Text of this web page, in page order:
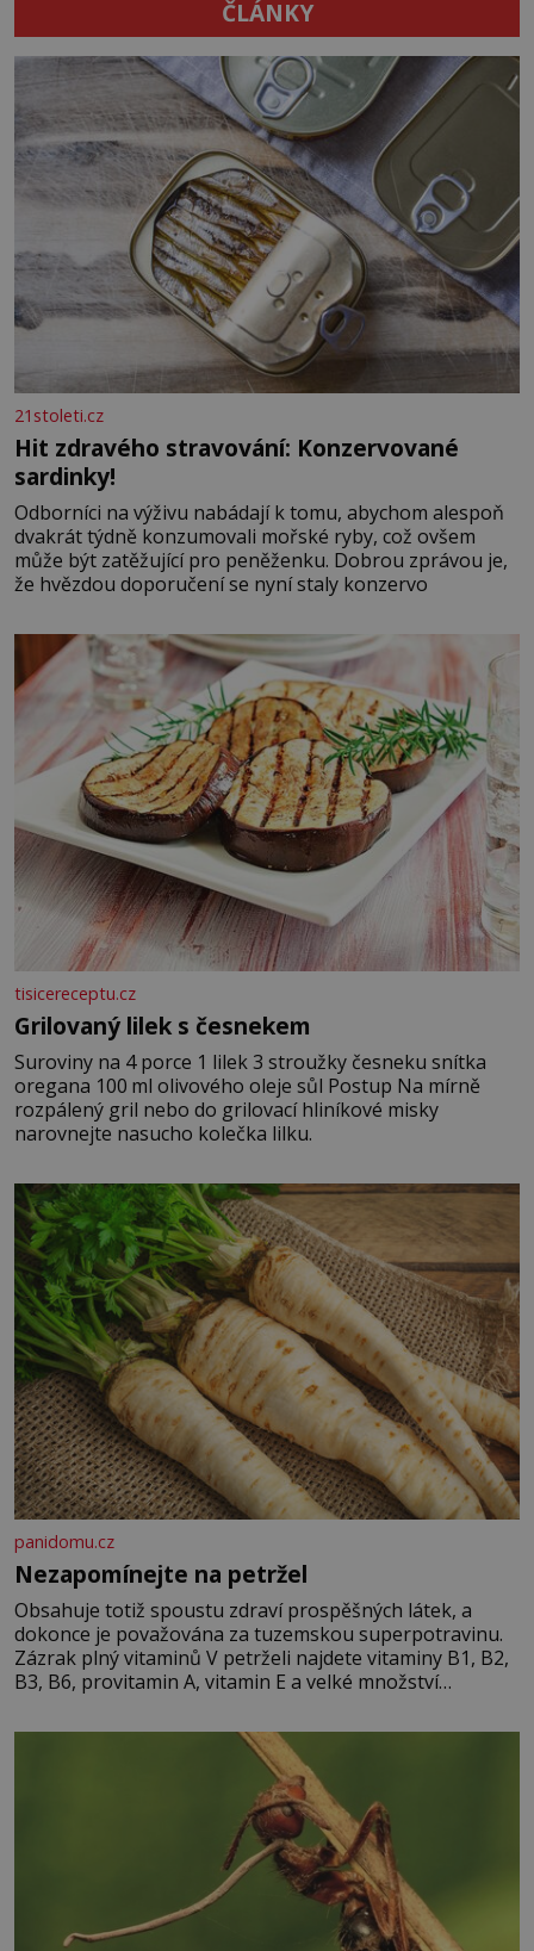
ČLÁNKY
21stoleti.cz
Hit zdravého stravování: Konzervované
sardinky!
Odborníci na výživu nabádají k tomu, abychom alespoň
dvakrát týdně konzumovali mořské ryby, což ovšem
může být zatěžující pro peněženku. Dobrou zprávou je,
že hvězdou doporučení se nyní staly konzervo
tisicereceptu.cz
Grilovaný lilek s česnekem
Suroviny na 4 porce 1 lilek 3 stroužky česneku snítka
oregana 100 ml olivového oleje sůl Postup Na mírně
rozpálený gril nebo do grilovací hliníkové misky
narovnejte nasucho kolečka lilku.
panidomu.cz
Nezapomínejte na petržel
Obsahuje totiž spoustu zdraví prospěšných látek, a
dokonce je považována za tuzemskou superpotravinu.
Zázrak plný vitaminů V petrželi najdete vitaminy B1, B2,
B3, B6, provitamin A, vitamin E a velké množství
pomeranč, v kořeni je také, ale je ho desetkrát méně), a